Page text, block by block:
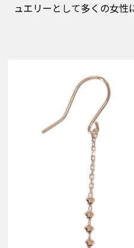
ュエリーとして多くの女性